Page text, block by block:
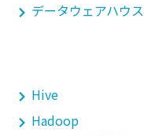
データウェアハウス
Hive
Hadoop